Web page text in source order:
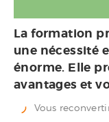
La formation
une nécessité
énorme. Elle
avantages et
Vous